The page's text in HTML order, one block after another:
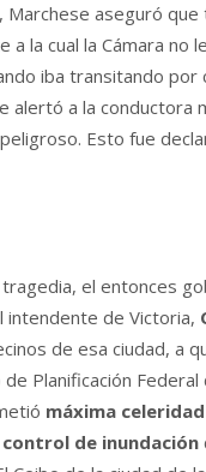
aseguró que
a la cual la Cámara no
iba transitando por
alertó a la conductora
Esto fue
el entonces
intendente de Victoria,
de esa ciudad, a
Planificación Federal
máxima
de inundación